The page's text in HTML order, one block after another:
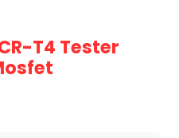
T4 Tester